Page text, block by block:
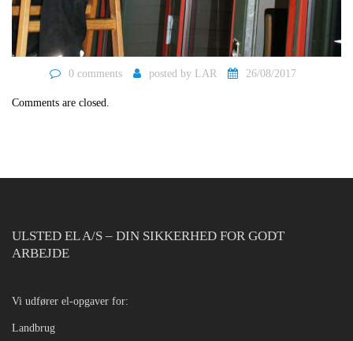
0 comments posted by LAR 26/08/2017
Comments are closed.
ULSTED EL A/S – DIN SIKKERHED FOR GODT
ARBEJDE
Vi udfører el-opgaver for:
Landbrug